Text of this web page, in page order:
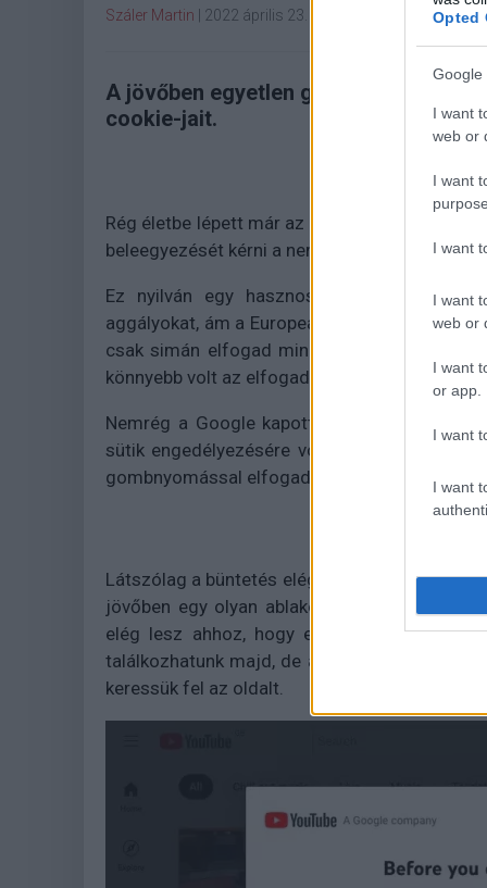
Opted
Google
I want
web or
I want
I want
I want
web or
I want
or app.
I want
I want
Száler Martin 2022 április 23. 13:42
A jövőben egyetlen gombnyomással
cookie-jait.
Rég életbe lépett már az Európai Unió
beleegyezését kérni a nem szükségszerű
Ez nyilván egy hasznos szabály, ami
aggályokat, ám a European Center for Digital
csak simán elfogad minden cookie-t.
könnyebb volt az elfogadás, mint a
Nemrég a Google kapott is egy bírságot a
sütik engedélyezésére vonatkozó
gombnyomással elfogadhattuk, míg az
Látszólag a büntetés elég is volt ahhoz, hogy
jövőben egy olyan ablakot fog mutatni az
elég lesz ahhoz, hogy elutasítsuk a
találkozhatunk majd, de a YouTube is
keressük fel az oldalt.